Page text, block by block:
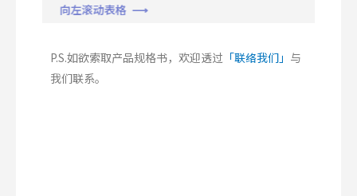
向左滚动表格 ⟶
P.S.如欲索取产品规格书，欢迎透过 「联络我们」 与
我们联系。